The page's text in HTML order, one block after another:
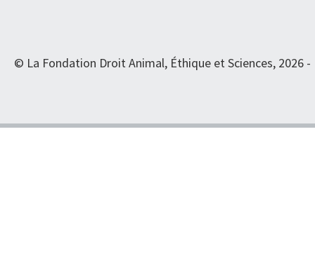
© La Fondation Droit Animal, Éthique et Sciences, 2026 -